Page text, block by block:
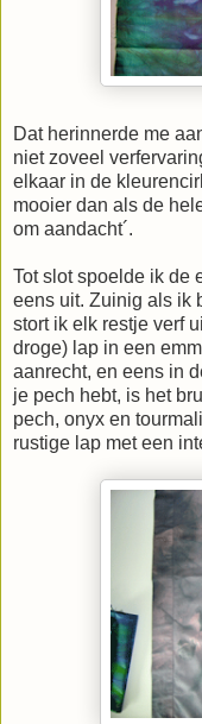
Dat herinnerde me
niet zoveel
elkaar in de
mooier dan als de
om aandacht´.
Tot slot spoelde ik de
eens uit. Zuinig als ik
stort ik elk restje verf
droge) lap in een
aanrecht, en eens in
je pech hebt, is het
pech, onyx en
rustige lap met een